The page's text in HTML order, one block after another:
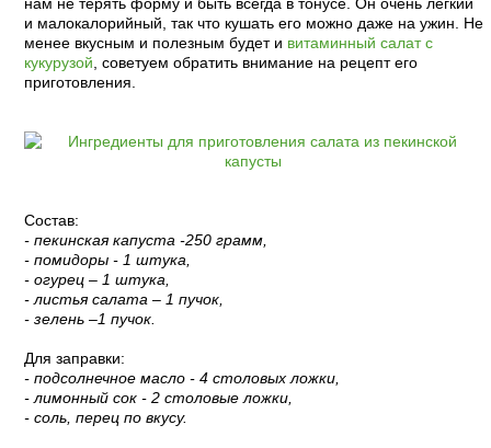
и малокалорийный, так что кушать его можно даже на ужин. Не
менее вкусным и полезным будет и витаминный салат с
кукурузой , советуем обратить внимание на рецепт его
приготовления.
Состав:
- пекинская капуста -250 грамм,
- помидоры - 1 штука,
- огурец – 1 штука,
- листья салата – 1 пучок,
- зелень –1 пучок.
Для заправки:
- подсолнечное масло - 4 столовых ложки,
- лимонный сок - 2 столовые ложки,
- соль, перец по вкусу.